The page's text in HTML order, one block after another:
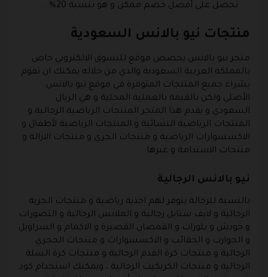
تحصل على أفضل خصم ممكن و هو بنسبة 20% .
منتجات نيو بالانس السعودية
متجر نيو بالانس يخصص موقع للتسوق الالكتروني خاص
بالمملكة العربية السعودية والذي من خلاله يمكنك ان تقوم
بشراء جميع المنتجات المتوفرة في موقع نيو بالانس
الأصلي ولكن بالقيمة بالعملية المحلية و هي الريال
السعودي و يقدم هذا المتجر المنتجات الرياضية الرجالية و
المنتجات الرياضية النسائية و المنتجات الرياضية لأطفال و
الاكسسوارات الرياضية و منتجات الجري و منتجات الازالة و
منتجات الاستدامة و غيرها .
نيو بالانس الرجالية
بالنسبة للرجالة يتوفر لهم احذية رياضية و منتجات الجرية
الرجالية و لايف ستايل رجالية و الملابس الرجالية و التصورات
و خودش و بلوزات و القمصان القصيرة و الاكمام و السراويل
و الجوارب و الحقائب و الاكسسوارات و منتجات الحجري
الرجالية و منتجات كرة القدم الرجالية و منتجات كرة السلة
الرجالية و منتجات الكريكيت الرجالية ، ويمكنك استخدام كود